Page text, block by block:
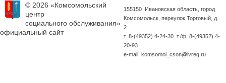
© 2026 «Комсомольский
центр
социального обслуживания»
официальный сайт
155150 Ивановская область, город
Комсомольск, переулок Торговый, д.
2
т. 8-(49352) 4-24-30 т./ф. 8-(49352) 4-
20-93
e-mail: komsomol_cson@ivreg.ru